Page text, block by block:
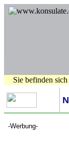
Sie befinden sich
-Werbung-